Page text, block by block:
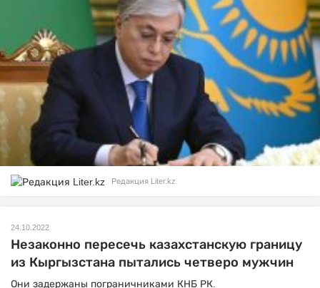
Редакция Liter.kz
24.10.2022
Незаконно пересечь казахстанскую границу
из Кыргызстана пытались четверо мужчин
Они задержаны пограничниками КНБ РК.